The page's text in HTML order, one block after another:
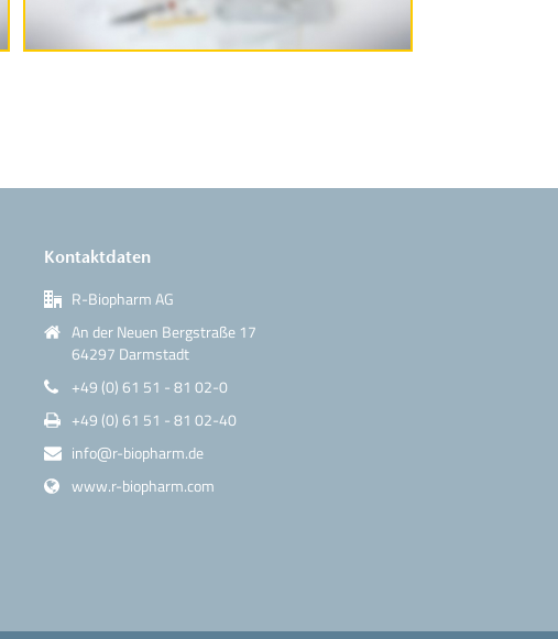
Kontaktdaten
R-Biopharm AG
An der Neuen Bergstraße 17
64297 Darmstadt
+49 (0) 61 51 - 81 02-0
+49 (0) 61 51 - 81 02-40
info@r-biopharm.de
www.r-biopharm.com